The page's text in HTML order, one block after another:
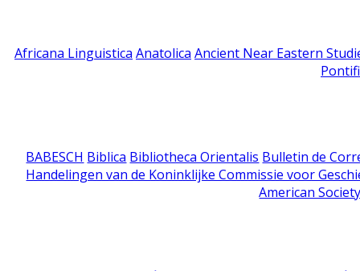
Africana Linguistica Anatolica Ancient Near Eastern
BABESCH Biblica Bibliotheca Orientalis Bulletin de
Handelingen van de Koninklijke Commissie voor
American